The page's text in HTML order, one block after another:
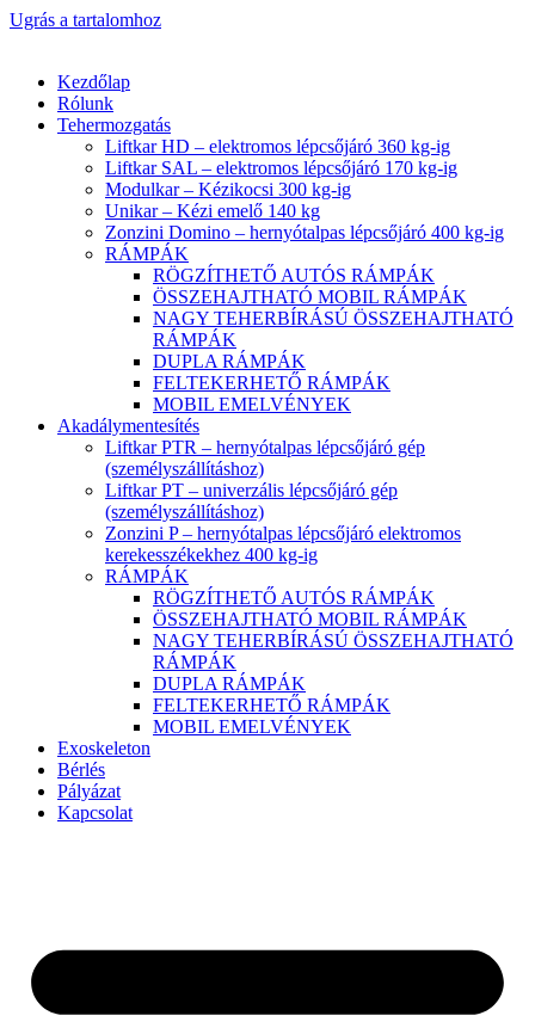
Ugrás a tartalomhoz
Kezdőlap
Rólunk
Tehermozgatás
Liftkar HD – elektromos lépcsőjáró 360 kg-ig
Liftkar SAL – elektromos lépcsőjáró 170 kg-ig
Modulkar – Kézikocsi 300 kg-ig
Unikar – Kézi emelő 140 kg
Zonzini Domino – hernyótalpas lépcsőjáró 400 kg-ig
RÁMPÁK
RÖGZÍTHETŐ AUTÓS RÁMPÁK
ÖSSZEHAJTHATÓ MOBIL RÁMPÁK
NAGY TEHERBÍRÁSÚ ÖSSZEHAJTHATÓ
RÁMPÁK
DUPLA RÁMPÁK
FELTEKERHETŐ RÁMPÁK
MOBIL EMELVÉNYEK
Akadálymentesítés
Liftkar PTR – hernyótalpas lépcsőjáró gép
(személyszállításhoz)
Liftkar PT – univerzális lépcsőjáró gép
(személyszállításhoz)
Zonzini P – hernyótalpas lépcsőjáró elektromos
kerekesszékekhez 400 kg-ig
RÁMPÁK
RÖGZÍTHETŐ AUTÓS RÁMPÁK
ÖSSZEHAJTHATÓ MOBIL RÁMPÁK
NAGY TEHERBÍRÁSÚ ÖSSZEHAJTHATÓ
RÁMPÁK
DUPLA RÁMPÁK
FELTEKERHETŐ RÁMPÁK
MOBIL EMELVÉNYEK
Exoskeleton
Bérlés
Pályázat
Kapcsolat